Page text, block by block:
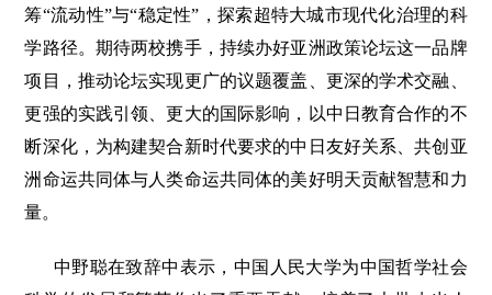
筹“流动性”与“稳定性”，探索超特大城市现代化治理的科
学路径。期待两校携手，持续办好亚洲政策论坛这一品牌
项目，推动论坛实现更广的议题覆盖、更深的学术交融、
更强的实践引领、更大的国际影响，以中日教育合作的不
断深化，为构建契合新时代要求的中日友好关系、共创亚
洲命运共同体与人类命运共同体的美好明天贡献智慧和力
量。
中野聪在致辞中表示，中国人民大学为中国哲学社会